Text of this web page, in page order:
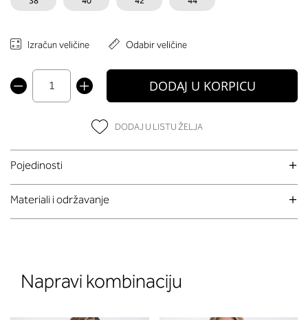
Izračun veličine Odabir veličine
DODAJ U KORPICU
DODAJ U LISTU ŽELJA
Pojedinosti
Materiali i održavanje
Napravi kombinaciju